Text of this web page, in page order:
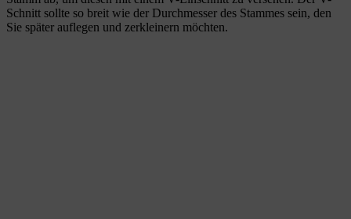
Schnitt sollte so breit wie der Durchmesser des Stammes sein, den
Sie später auflegen und zerkleinern möchten.